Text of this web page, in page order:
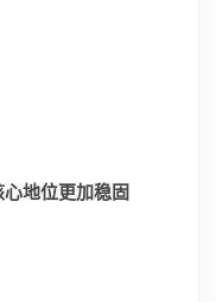
地位更加稳固